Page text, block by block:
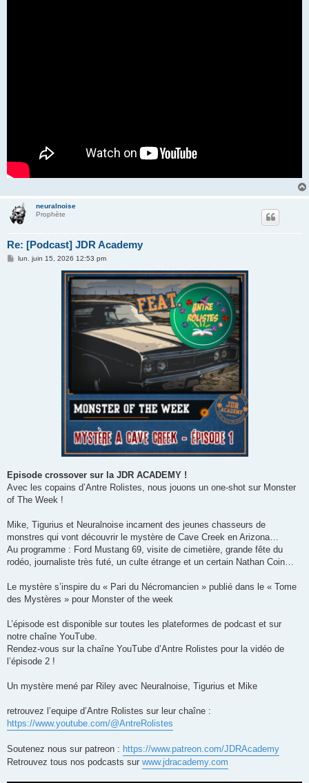
neuralnoise
Prophète
Re: [Podcast] JDR Academy
Mlun. juin 15, 2026 12:53 pm
Episode crossover sur la JDR ACADEMY !
Avec les copains d’Antre Rolistes, nous jouons un one-shot sur Monster
of The Week !
Mike, Tigurius et Neuralnoise incarnent des jeunes chasseurs de
monstres qui vont découvrir le mystère de Cave Creek en Arizona…
Au programme : Ford Mustang 69, visite de cimetière, grande fête du
rodéo, journaliste très futé, un culte étrange et un certain Nathan Coin…
Le mystère s’inspire du « Pari du Nécromancien » publié dans le « Tome
des Mystères » pour Monster of the week
L’épisode est disponible sur toutes les plateformes de podcast et sur
notre chaîne YouTube.
Rendez-vous sur la chaîne YouTube d’Antre Rolistes pour la vidéo de
l’épisode 2 !
Un mystère mené par Riley avec Neuralnoise, Tigurius et Mike
retrouvez l’equipe d’Antre Rolistes sur leur chaîne :
https://www.youtube.com/@AntreRolistes
Soutenez nous sur patreon : https://www.patreon.com/JDRAcademy
Retrouvez tous nos podcasts sur www.jdracademy.com